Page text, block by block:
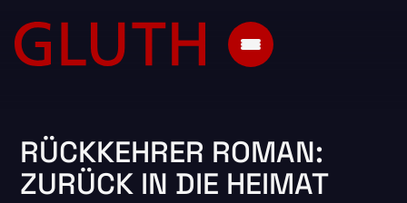
RÜCKKEHRER ROMAN:
ZURÜCK IN DIE HEIMAT